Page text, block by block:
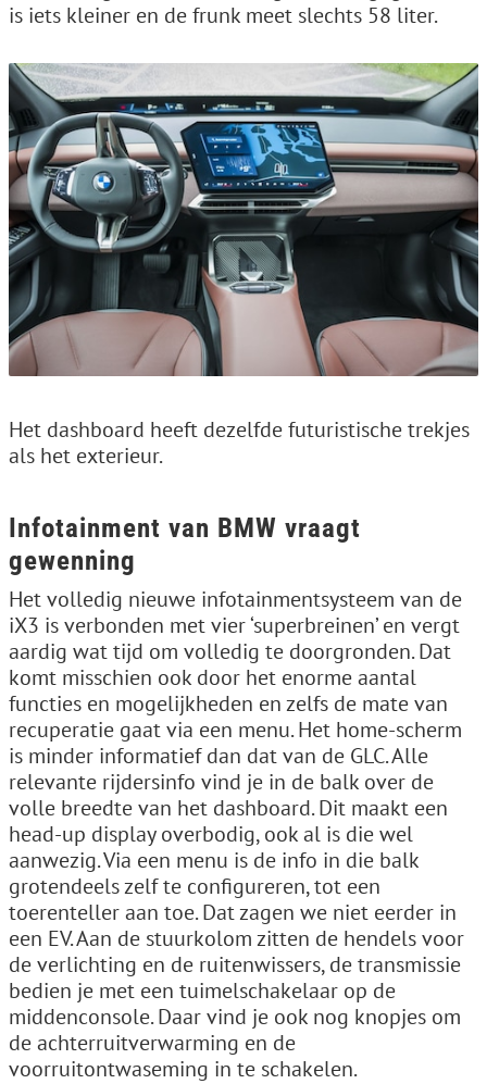
is iets kleiner en de frunk meet slechts 58 liter.
Het dashboard heeft dezelfde futuristische trekjes
als het exterieur.
Infotainment van BMW vraagt
gewenning
Het volledig nieuwe infotainmentsysteem van de
iX3 is verbonden met vier ‘superbreinen’ en vergt
aardig wat tijd om volledig te doorgronden. Dat
komt misschien ook door het enorme aantal
functies en mogelijkheden en zelfs de mate van
recuperatie gaat via een menu. Het home-scherm
is minder informatief dan dat van de GLC. Alle
relevante rijdersinfo vind je in de balk over de
volle breedte van het dashboard. Dit maakt een
head-up display overbodig, ook al is die wel
aanwezig. Via een menu is de info in die balk
grotendeels zelf te configureren, tot een
toerenteller aan toe. Dat zagen we niet eerder in
een EV. Aan de stuurkolom zitten de hendels voor
de verlichting en de ruitenwissers, de transmissie
bedien je met een tuimelschakelaar op de
middenconsole. Daar vind je ook nog knopjes om
de achterruitverwarming en de
voorruitontwaseming in te schakelen.